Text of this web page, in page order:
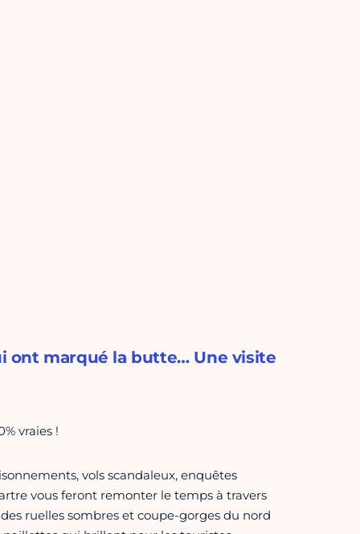
ont marqué la butte… Une visite
vraies !
vols scandaleux, enquêtes
vous feront remonter le temps à travers
ruelles sombres et coupe-gorges du nord